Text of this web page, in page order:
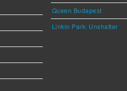
Queen Budapest
Linkin Park: Unshatter